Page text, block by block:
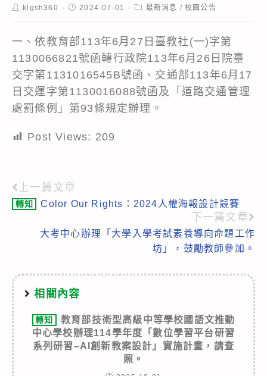
Postklgsh360
Post2024-07-01
Post最新消息 / 校園公告
一、依教育部113年6月27日臺教社(一)字第
1130066821號函轉行政院113年6月26日院臺
交字第1131016545B號函、交通部113年6月17
日交運字第1130016088號函及「道路交通管理
處罰條例」第93條規定辦理。
Post Views: 209
Read
more
articles
上一篇文章
轉知 Color Our Rights：2024人權海報設計競賽
下一篇文章
大考中心辦理「大學入學考試素養導向命題工作
坊」，鼓勵教師參加。
相關內容
轉知
教育部技術型高級中等學校國語文推動
中心學校辦理114學年度「數位學習平台研習
系列研習–AI創新教案設計」實施計畫，請查
照。